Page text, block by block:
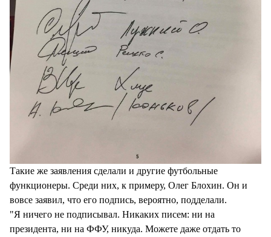
Такие же заявления сделали и другие футбольные
функционеры. Среди них, к примеру, Олег Блохин. Он и
вовсе заявил, что его подпись, вероятно, подделали.
"Я ничего не подписывал. Никаких писем: ни на
президента, ни на ФФУ, никуда. Можете даже отдать то